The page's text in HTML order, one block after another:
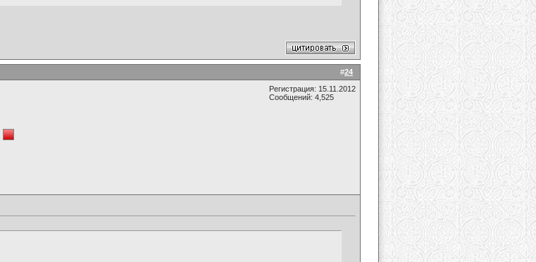
#24
Регистрация: 15.11.2012
Сообщений: 4,525